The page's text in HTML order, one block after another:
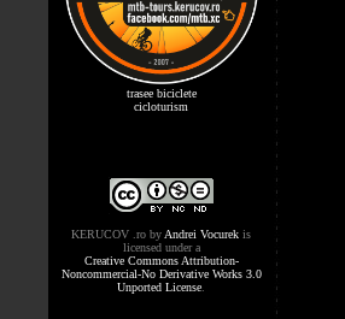
trasee biciclete
cicloturism
KERUCOV .ro by Andrei Vocurek is
licensed under a
Creative Commons Attribution-
Noncommercial-No Derivative Works 3.0
Unported License